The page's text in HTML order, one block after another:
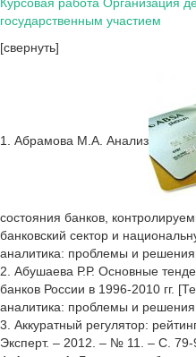
государственным участием
[свернуть]
1. Абрамова М.А. Анализ
состояния банков,
банковский сектор и
аналитика: проблемы и
2. Абушаева Р.Р. Основные
банков России в 1996-2010 гг.
аналитика: проблемы и
3. Аккуратный регулятор:
Эксперт. – 2012. – № 11. – С. 79-